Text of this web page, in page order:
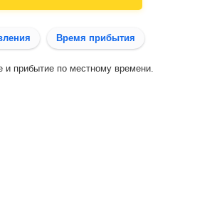
Время прибытия
и прибытие по местному времени.